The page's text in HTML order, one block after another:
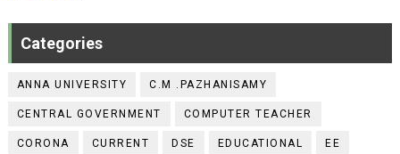
Categories
ANNA UNIVERSITY C.M .PAZHANISAMY
CENTRAL GOVERNMENT COMPUTER TEACHER
CORONA CURRENT DSE EDUCATIONAL EE